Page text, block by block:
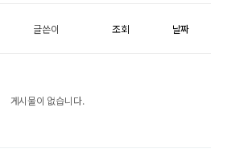
글쓴이 조회 날짜
게시물이 없습니다.